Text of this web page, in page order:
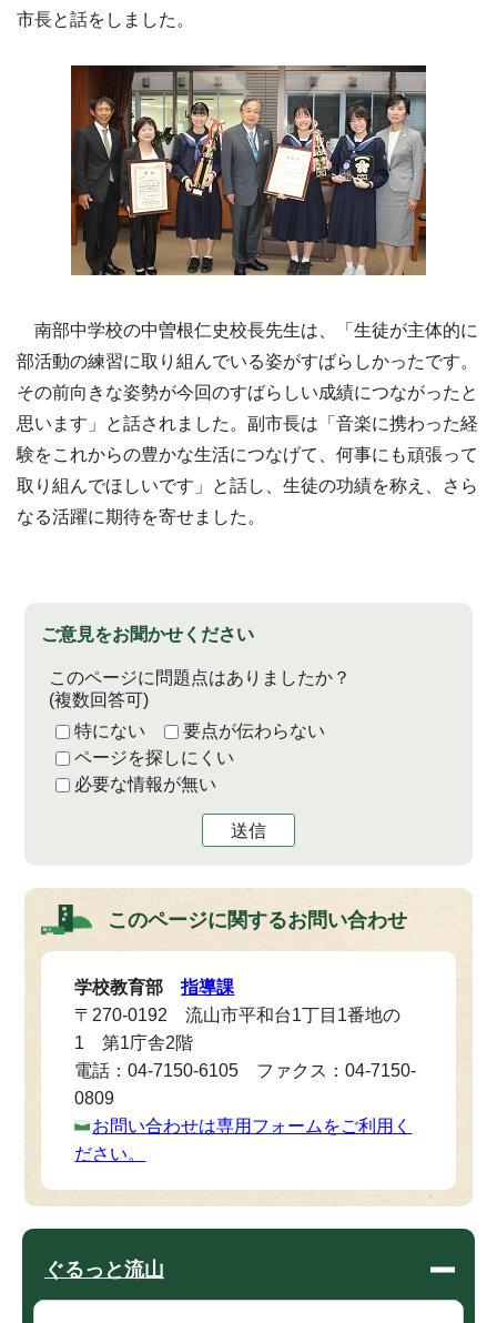
市長と話をしました。
南部中学校の中曽根仁史校長先生は、「生徒が主体的に
部活動の練習に取り組んでいる姿がすばらしかったです。
その前向きな姿勢が今回のすばらしい成績につながったと
思います」と話されました。副市長は「音楽に携わった経
験をこれからの豊かな生活につなげて、何事にも頑張って
取り組んでほしいです」と話し、生徒の功績を称え、さら
なる活躍に期待を寄せました。
ご意見をお聞かせください
このページに問題点はありましたか？
(複数回答可)
特にない
要点が伝わらない
ページを探しにくい
必要な情報が無い
送信
このページに関するお問い合わせ
学校教育部指導課
〒270-0192 流山市平和台1丁目1番地の
1 第1庁舎2階
電話：04-7150-6105 ファクス：04-7150-
0809
お問い合わせは専用フォームをご利用く
ださい。
ぐるっと流山